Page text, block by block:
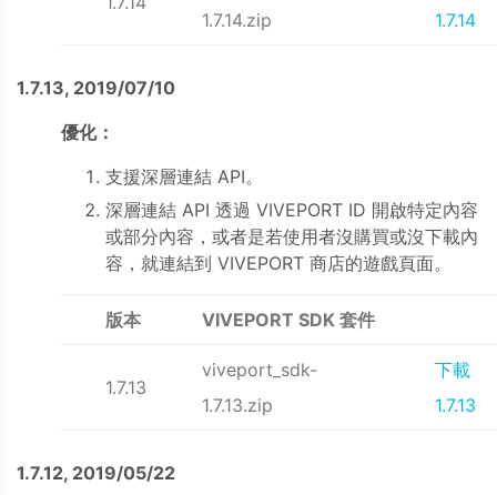
1.7.14.zip
1.7.14
1.7.13, 2019/07/10
優化：
支援深層連結 API。
深層連結 API 透過 VIVEPORT ID 開啟特定內容
或部分內容，或者是若使用者沒購買或沒下載內
容，就連結到 VIVEPORT 商店的遊戲頁面。
版本 VIVEPORT SDK 套件
1.7.13
viveport_sdk-
1.7.13.zip
下載
1.7.13
1.7.12, 2019/05/22